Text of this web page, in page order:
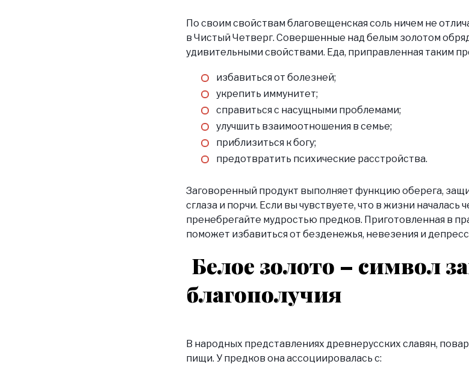
По своим свойствам благовещенская соль ничем не
в Чистый Четверг. Совершенные над белым золотом
удивительными свойствами. Еда, приправленная таким
избавиться от болезней;
укрепить иммунитет;
справиться с насущными проблемами;
улучшить взаимоотношения в семье;
приблизиться к богу;
предотвратить психические расстройства.
Заговоренный продукт выполняет функцию оберега,
сглаза и порчи. Если вы чувствуете, что в жизни началась
пренебрегайте мудростью предков. Приготовленная в
поможет избавиться от безденежья, невезения и
Белое золото – символ
благополучия
В народных представлениях древнерусских славян,
пищи. У предков она ассоциировалась с: